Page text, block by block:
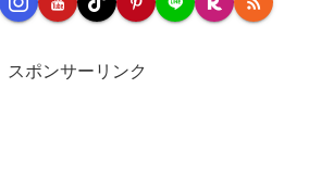
スポンサーリンク